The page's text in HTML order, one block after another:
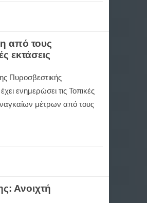
από τους
εκτάσεις
Πυροσβεστικής
ενημερώσει τις Τοπικές
μέτρων από τους
Ανοιχτή